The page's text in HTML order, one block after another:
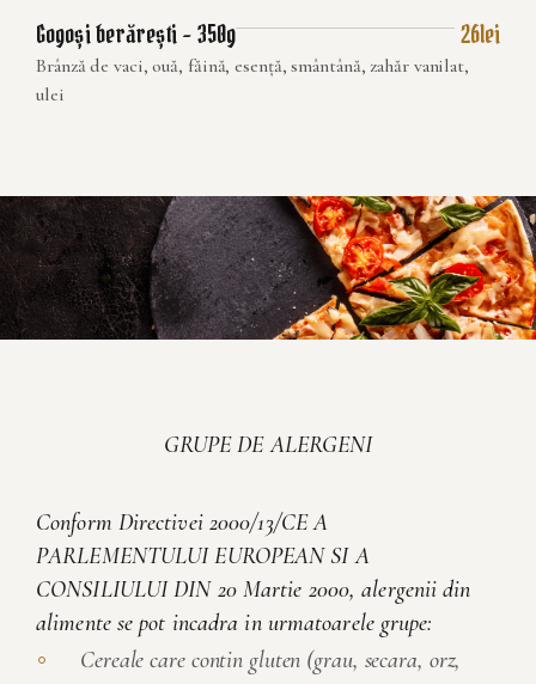
Gogoși berărești – 350g 26lei
Brânză de vaci, ouă, făină, esență, smântână, zahăr vanilat,
ulei
GRUPE DE ALERGENI
Conform Directivei 2000/13/CE A
PARLEMENTULUI EUROPEAN SI A
CONSILIULUI DIN 20 Martie 2000, alergenii din
alimente se pot incadra in urmatoarele grupe:
Cereale care contin gluten (grau, secara, orz,